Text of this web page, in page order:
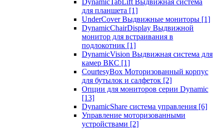
DynamicTabLift Выдвижная система
для планшета [1]
UnderCover Выдвижные мониторы [1]
DynamicChairDisplay Выдвижной
монитор для встраивания в
подлокотник [1]
DynamicVision Выдвижная система для
камер ВКС [1]
CourtesyBox Моторизованный корпус
для бутылок и салфеток [2]
Опции для мониторов серии Dynamic
[13]
DynamicShare система управления [6]
Управление моторизованными
устройствами [2]